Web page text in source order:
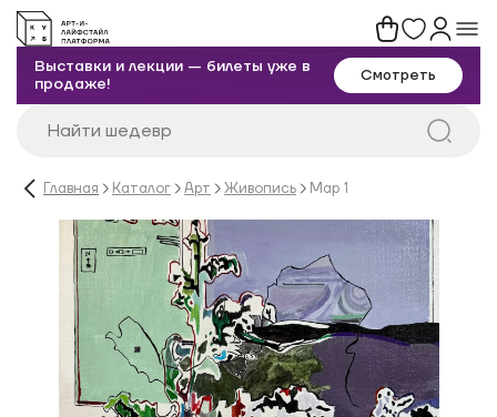
Выставки и лекции — билеты уже в
продаже!
Смотреть
Главная Каталог Арт Живопись Map 1